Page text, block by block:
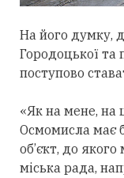
На його думку,
Городоцької
поступово
«Як на мене, на
Осмомисла має
об’єкт, до
міська рада,